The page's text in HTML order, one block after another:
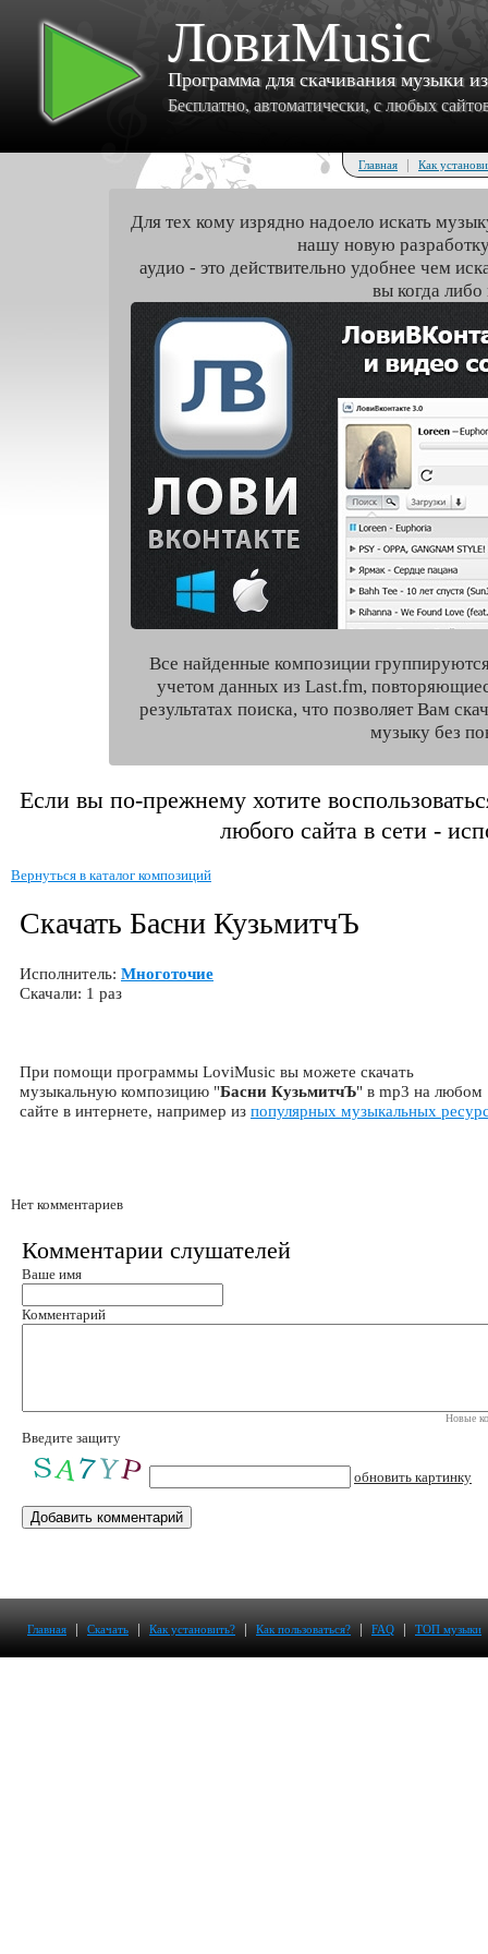
ЛовиMusic
Программа для скачивания музыки
Бесплатно, автоматически, с любых
Главная | Как
Для тех кому изрядно надоело искать
нашу новую
аудио - это действительно удобнее чем
вы когда либо
Все найденные композиции
учетом данных из Last.fm,
результатах поиска, что позволяет Вам
музыку без
Если вы по-прежнему хотите
любого сайта в сети -
Вернуться в каталог композиций
Скачать Басни КузьмитчЪ
Исполнитель: Многоточие
Скачали: 1 раз
При помощи программы LoviMusic вы можете скачать
музыкальную композицию "Басни КузьмитчЪ" в mp3 на любом
сайте в интернете, например из популярных музыкальных
Нет комментариев
Комментарии слушателей
Ваше имя
Комментарий
Новые
Введите защиту
обновить картинку
Главная | Скачать | Как установить? | Как пользоваться? | FAQ | ТОП музыки